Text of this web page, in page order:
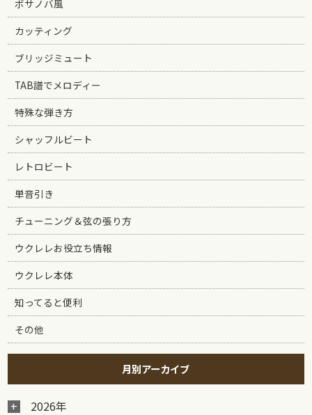
ボサノバ風
カッティング
ブリッジミュート
TAB譜でメロディー
特殊な弾き方
シャッフルビート
レトロビート
単音引き
チューニング＆弦の張り方
ウクレレお役立ち情報
ウクレレ本体
知ってると便利
その他
月別アーカイブ
2026年